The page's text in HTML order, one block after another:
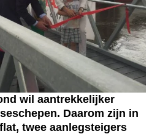
wil aantrekkelijker
Daarom zijn in
twee aanlegsteigers